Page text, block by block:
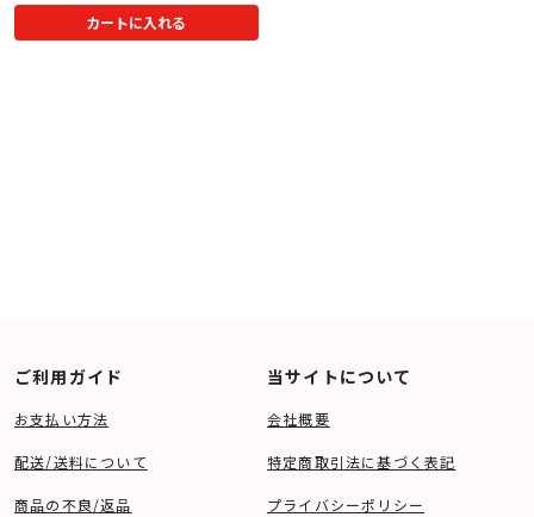
カートに入れる
ご利用ガイド
お支払い方法
配送/送料について
商品の不良/返品
当サイトについて
会社概要
特定商取引法に基づく表記
プライバシーポリシー